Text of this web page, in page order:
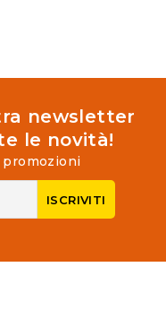
newsletter
le novità!